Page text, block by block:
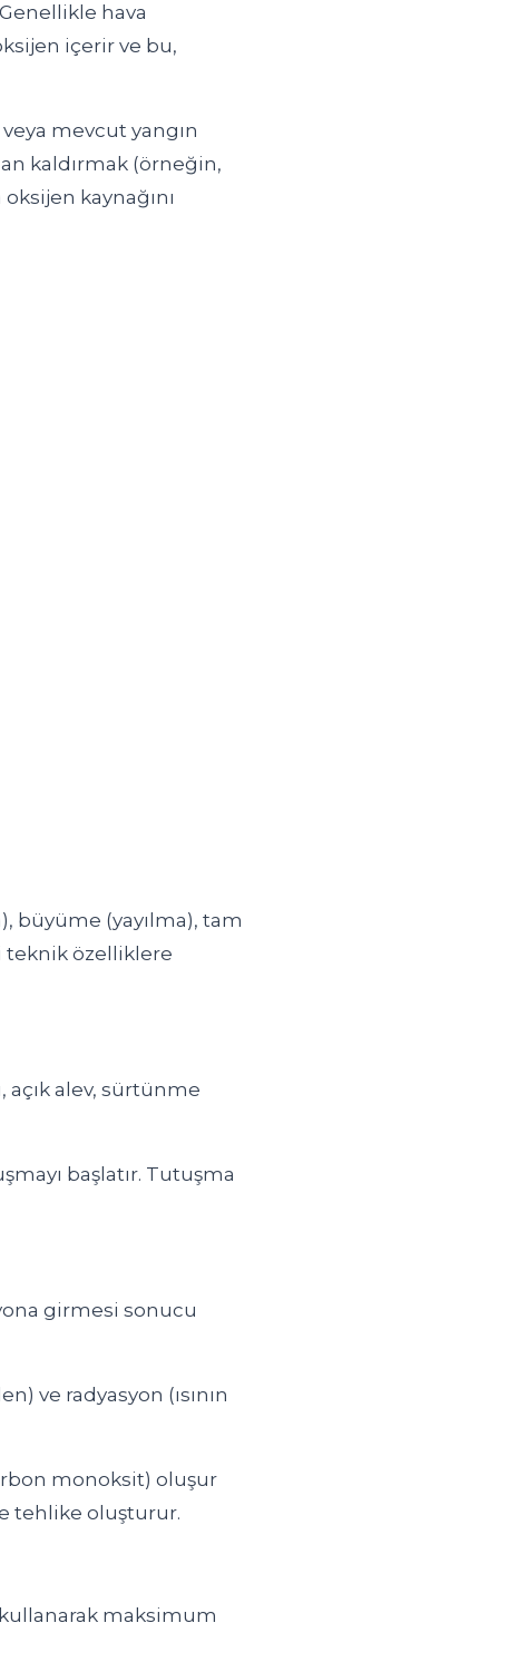
hava
içerir ve bu,
mevcut yangın
kaldırmak (örneğin,
kaynağını
büyüme (yayılma), tam
teknik özelliklere
açık alev, sürtünme
başlatır. Tutuşma
girmesi sonucu
ve radyasyon (ısının
monoksit) oluşur
tehlike oluşturur.
maksimum